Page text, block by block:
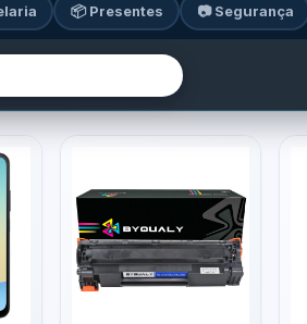
📦 Presentes 📷 Segurança
celulares,